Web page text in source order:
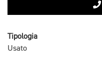
Tipologia
Usato